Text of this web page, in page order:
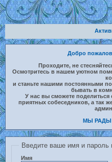
Добро
Проходите, не
Осмотритесь в нашем уютном
и станьте нашими постоянными
бывать в
У нас вы сможете
приятных собеседников, а так
МЫ РАДЫ
Введите ваше имя и пароль
Имя